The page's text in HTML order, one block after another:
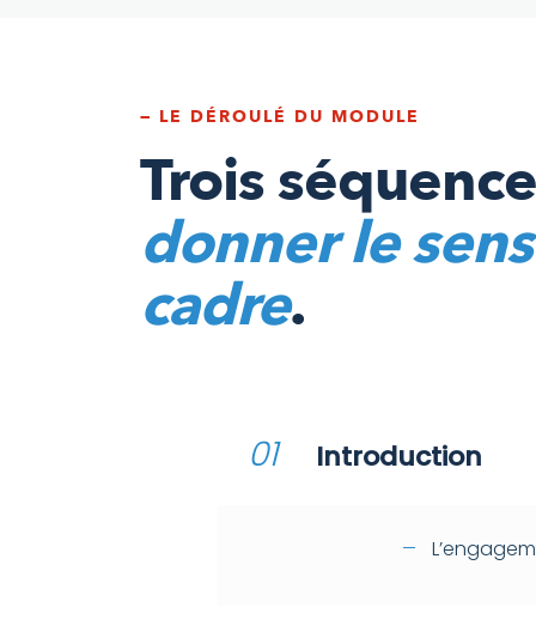
— LE DÉROULÉ DU MODULE
Trois
donner le
cadre.
01 Introduction